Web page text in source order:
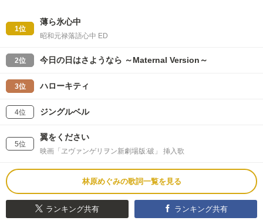
1位
薄ら氷心中
昭和元禄落語心中 ED
2位 今日の日はさようなら ～Maternal Version～
3位 ハローキティ
4位 ジングルベル
5位
翼をください
映画「ヱヴァンゲリヲン新劇場版:破」 挿入歌
林原めぐみの歌詞一覧を見る
ランキング共有 ランキング共有